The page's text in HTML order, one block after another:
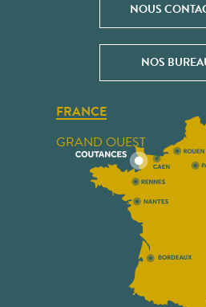
NOUS
NOS
FRANCE
GRAND OUEST